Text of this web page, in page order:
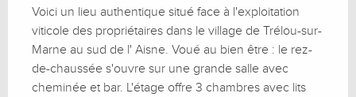
Voici un lieu authentique situé face à l'exploitation
viticole des propriétaires dans le village de Trélou-sur-
Marne au sud de l' Aisne. Voué au bien être : le rez-
de-chaussée s'ouvre sur une grande salle avec
cheminée et bar. L'étage offre 3 chambres avec lits